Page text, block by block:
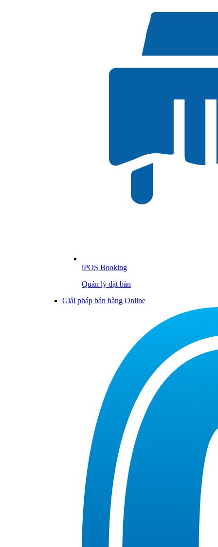
iPOS Booking
Quản lý đặt bàn
Giải pháp bán hàng Online